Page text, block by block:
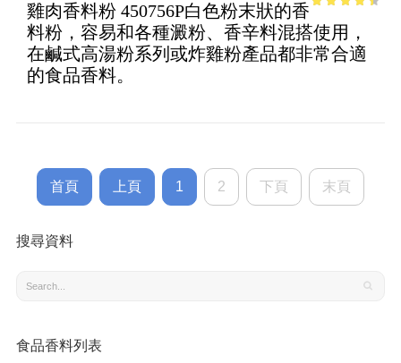
of 5
雞肉香料粉 450756P白色粉末狀的香
料粉，容易和各種澱粉、香辛料混搭使用，
在鹹式高湯粉系列或炸雞粉產品都非常合適
的食品香料。
首頁 上頁 1 2 下頁 末頁
搜尋資料
食品香料列表